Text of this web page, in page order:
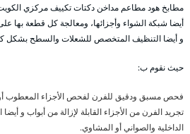
مطابخ هود مطاعم مداخن دكتات تكييف مركزي الكويت
أيضا شبكة الشواء وأجزائها، ومعالجة كل قطعة بها
و أيضا التنظيف المتخصص للشعلات والسطح بشكل
حيث نقوم ب:
فحص مسبق ودقيق للفرن لفحص الأجزاء المعطوب أو
تجريد الفرن من الأجزاء القابلة لإزالة من أبواب و أيضا
الداخلية والصواني أو المشاوي.